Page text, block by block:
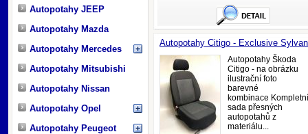
Autopotahy JEEP
Autopotahy Mazda
Autopotahy Mercedes
Autopotahy Mitsubishi
Autopotahy Nissan
Autopotahy Opel
Autopotahy Peugeot
Autopotahy Citigo - Exclusive
Autopotahy Škoda
Citigo - na obrázku
ilustrační foto
barevné
kombinace Kompletní
sada přesných
autopotahů z
materiálu...